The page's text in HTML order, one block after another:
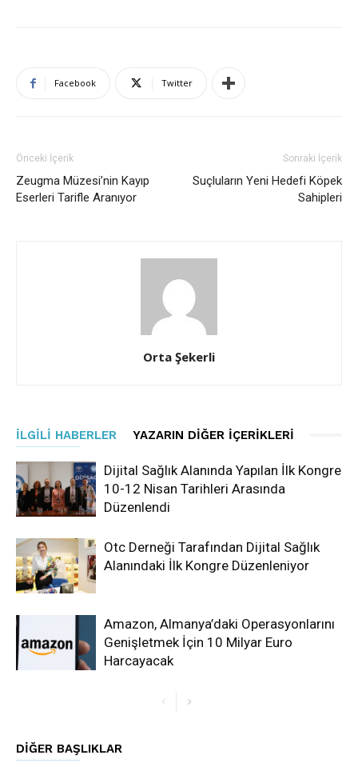
Facebook Twitter
Önceki İçerik
Zeugma Müzesi’nin Kayıp
Eserleri Tarifle Aranıyor
Sonraki İçerik
Suçluların Yeni Hedefi Köpek
Sahipleri
Orta Şekerli
İLGILI HABERLER YAZARIN DIĞER İÇERIKLERI
Dijital Sağlık Alanında Yapılan İlk Kongre
10-12 Nisan Tarihleri Arasında
Düzenlendi
Otc Derneği Tarafından Dijital Sağlık
Alanındaki İlk Kongre Düzenleniyor
Amazon, Almanya’daki Operasyonlarını
Genişletmek İçin 10 Milyar Euro
Harcayacak
DIĞER BAŞLIKLAR